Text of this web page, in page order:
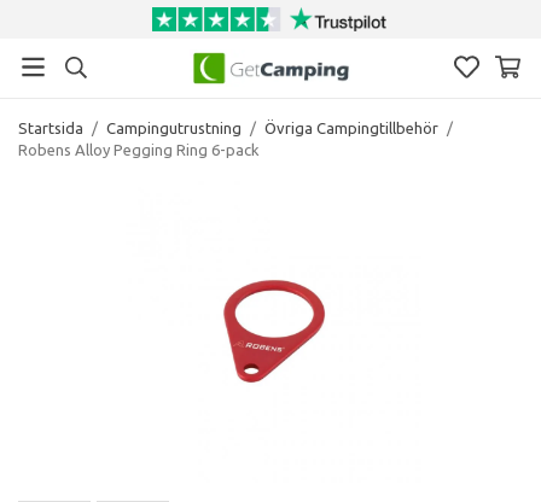
Startsida / Campingutrustning / Övriga Campingtillbehör /
Robens Alloy Pegging Ring 6-pack